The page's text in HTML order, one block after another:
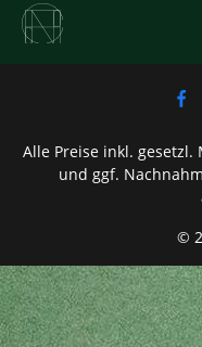
©
Alle Preise inkl.
und ggf.